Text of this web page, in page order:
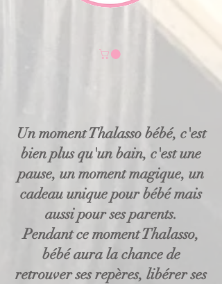
Un moment Thalasso bébé, c'est
bien plus qu'un bain, c'est une
pause, un moment magique, un
cadeau unique pour bébé mais
aussi pour ses parents.
Pendant ce moment Thalasso,
bébé aura la chance de
retrouver ses repères, libérer ses